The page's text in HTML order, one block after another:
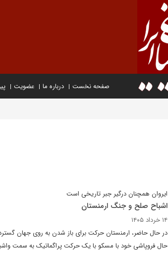
صفحه نخست درباره ما عضویت
ایروان همچنان درگیر جبر تاریخی است
اشباح صلح و جنگ ارمنستان
۱۴ خرداد ۱۴۰۵
در حال حاضر، ارمنستان حرکت برای باز شدن به روی جهان
حال فروپاشی خود با مسکو با یک حرکت پراگماتیک به سمت